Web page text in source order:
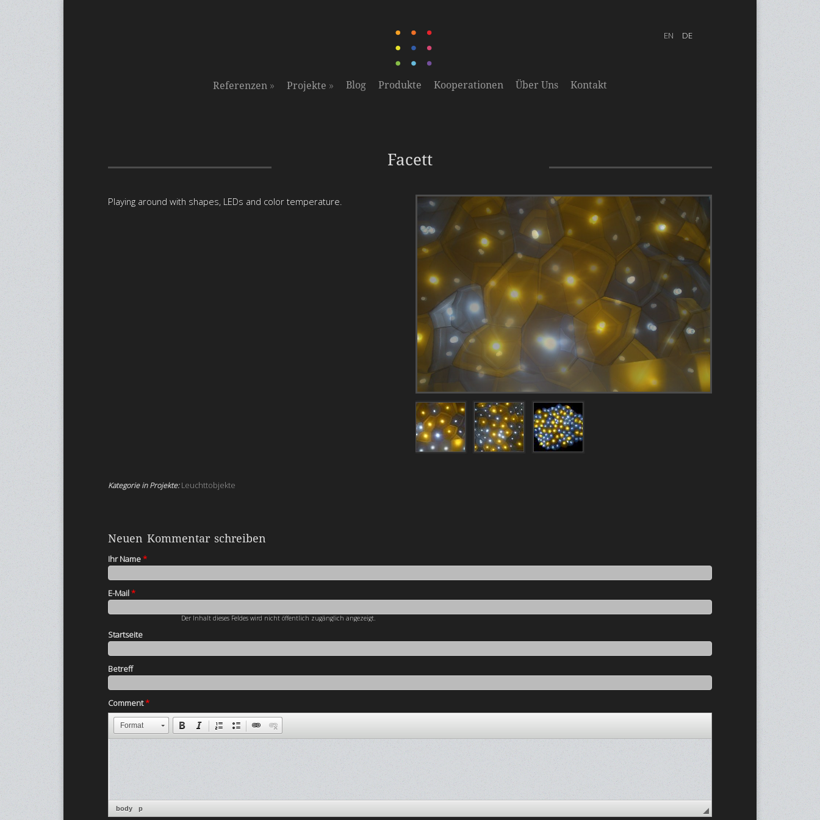
Referenzen » Projekte » Blog Produkte Kooperationen Über Uns Kontakt
Facett
Playing around with shapes, LEDs and color temperature.
Kategorie in Projekte:Leuchttobjekte
Neuen Kommentar schreiben
Ihr Name*
E-Mail*
Der Inhalt dieses Feldes wird nicht öffentlich zugänglich angezeigt.
Startseite
Betreff
Comment*
Format
body p